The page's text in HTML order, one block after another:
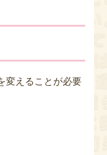
変えることが必要